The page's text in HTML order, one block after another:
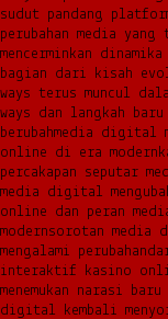
sudut pandang
perubahan media
mencerminkan
bagian dari kisah
ways terus muncul
ways dan langkah
berubahmedia digital
online di era modern
percakapan seputar
media digital
online dan peran
modernsorotan media
mengalami perubahan
interaktif kasino
menemukan narasi
digital kembali